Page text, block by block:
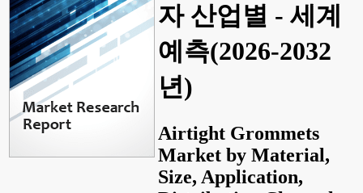
자 산업별 - 세계
예측(2026-2032
년)
Airtight Grommets
Market by Material,
Size, Application,